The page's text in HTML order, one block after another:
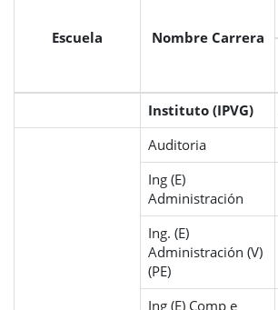
Escuela Nombre Carrera
Instituto (IPVG)
Auditoria
Ing (E)
Administración
Ing. (E)
Administración (V)
(PE)
Ing (E) Comp e